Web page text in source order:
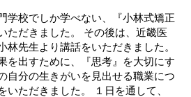
学校でしか学べない、『小林式矯正
ただきました。 その後は、近畿医
林先生より講話をいただきました。
を出すために、『思考』を大切にす
自分の生きがいを見出せる職業につ
いただきました。 １日を通して、